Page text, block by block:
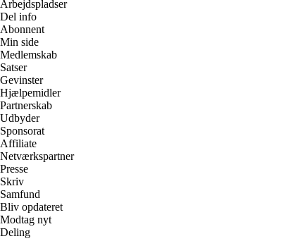
Arbejdspladser
Del info
Abonnent
Min side
Medlemskab
Satser
Gevinster
Hjælpemidler
Partnerskab
Udbyder
Sponsorat
Affiliate
Netværkspartner
Presse
Skriv
Samfund
Bliv opdateret
Modtag nyt
Deling